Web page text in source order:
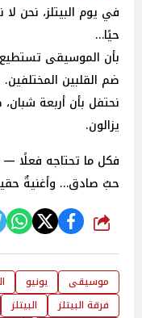
في يوم البيتلز، نحن
حيًا…
بأن الموسيقى تستطيع
ضم القلبين المختلفين.
نحتفل بأن أربعة
يزالون.
فكل ما تحتاجه
حبٌ صادق… وأغنيةٌ
شارك
موسيقى يونيو
فرقة البيتلز
البيتلز